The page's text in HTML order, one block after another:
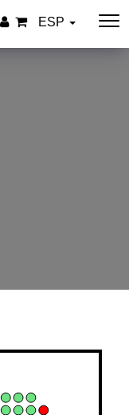
ESP